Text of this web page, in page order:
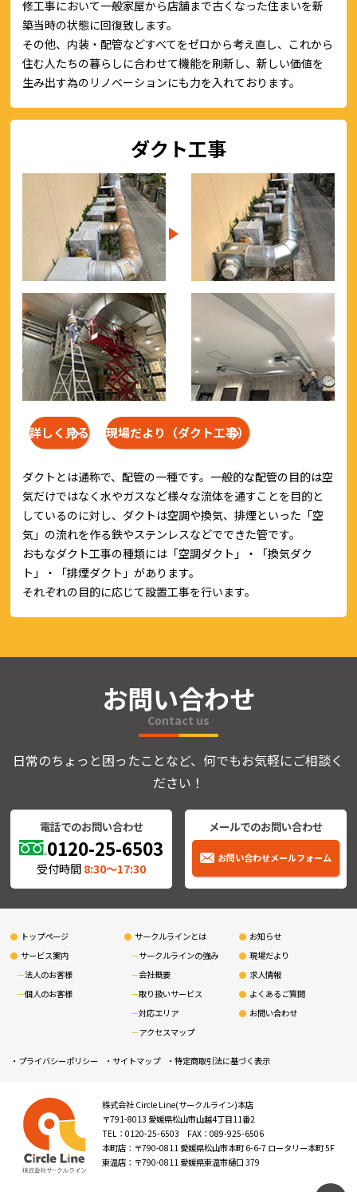
修工事において一般家屋から店舗まで古くなった住まいを新
築当時の状態に回復致します。
その他、内装・配管などすべてをゼロから考え直し、これから
住む人たちの暮らしに合わせて機能を刷新し、新しい価値を
生み出す為のリノベーションにも力を入れております。
ダクト工事
詳しく見る 現場だより（ダクト工事）
ダクトとは通称で、配管の一種です。一般的な配管の目的は空
気だけではなく水やガスなど様々な流体を通すことを目的と
しているのに対し、ダクトは空調や換気、排煙といった「空
気」の流れを作る鉄やステンレスなどでできた管です。
おもなダクト工事の種類には「空調ダクト」・「換気ダク
ト」・「排煙ダクト」があります。
それぞれの目的に応じて設置工事を行います。
お問い合わせ
Contact us
日常のちょっと困ったことなど、何でもお気軽にご相談く
ださい！
電話でのお問い合わせ
0120-25-6503
受付時間8:30〜17:30
メールでのお問い合わせ
お問い合わせメールフォーム
トップページ
サービス案内
法人のお客様
個人のお客様
サークルラインとは
サークルラインの強み
会社概要
取り扱いサービス
対応エリア
アクセスマップ
お知らせ
現場だより
求人情報
よくあるご質問
お問い合わせ
プライバシーポリシー サイトマップ 特定商取引法に基づく表示
株式会社 Circle Line(サークルライン)本店
〒791-8013 愛媛県松山市山越4丁目11番2
TEL：0120-25-6503 FAX：089-925-6506
本町店：〒790-0811 愛媛県松山市本町 6-6-7 ロータリー本町 5F
東温店：〒790-0811 愛媛県東温市樋口 379